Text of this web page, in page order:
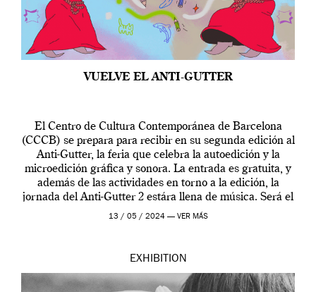
VUELVE EL ANTI-GUTTER
El Centro de Cultura Contemporánea de Barcelona
(CCCB) se prepara para recibir en su segunda edición al
Anti-Gutter, la feria que celebra la autoedición y la
microedición gráfica y sonora. La entrada es gratuita, y
además de las actividades en torno a la edición, la
jornada del Anti-Gutter 2 estára llena de música. Será el
[…]
13 / 05 / 2024 — VER MÁS
EXHIBITION